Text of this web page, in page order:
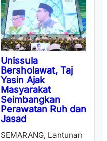
Unissula
Bersholawat, Taj
Yasin Ajak
Masyarakat
Seimbangkan
Perawatan Ruh dan
Jasad
SEMARANG, Lantunan